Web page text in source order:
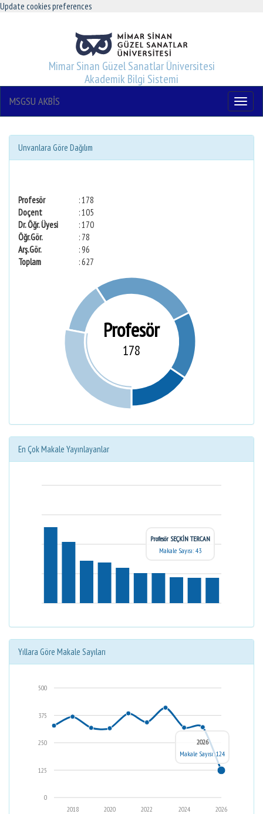
Update cookies preferences
Mimar Sinan Güzel Sanatlar Üniversitesi
Akademik Bilgi Sistemi
Menu
MSGSU AKBİS
Unvanlara Göre Dağılım
Profesör
: 178
Doçent
: 105
Dr. Öğr. Üyesi
: 170
Öğr.Gör.
: 78
Arş.Gör.
: 96
Toplam
: 627
Profesör
178
En Çok Makale Yayınlayanlar
Profesör SEÇKİN TERCAN
Makale Sayısı: 43
Yıllara Göre Makale Sayıları
0
125
250
375
500
2026
2024
2022
2020
2018
2026
Makale Sayısı: 124